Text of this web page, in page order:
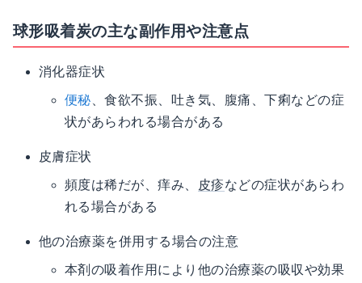
球形吸着炭の主な副作用や注意点
消化器症状
便秘 、食欲不振、吐き気、腹痛、下痢などの症
状があらわれる場合がある
皮膚症状
頻度は稀だが、痒み、 皮疹などの症状があらわ
れる場合がある
他の治療薬を併用する場合の注意
本剤の吸着作用により他の治療薬の吸収や効果